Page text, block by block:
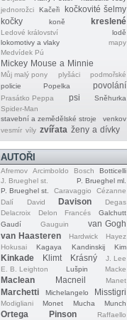
jednorožci
Kačeři
kočkovité šelmy
kočky
koně kreslené
Ledové království
lodě
lokomotivy a vlaky
mapy
Medvídek Pú
Mickey Mouse a Minnie
Můj malý pony plyšáci
podmořské
policie
Popelka povolání
Prasátko Peppa psi
Sněhurka
Spider‐Man
stavební a zemědělské stroje
venkov
vesmír víly zvířata ženy a dívky
AUTOŘI
Afremov Arcimboldo Bosch
Botticelli
J. Brueghel st.
P. Brueghel ml.
P. Brueghel st.
Caravaggio
Cézanne
Dalí
David Davison
Degas
Delacroix
Delon Francés
Galchutt
Gaudí
Gauguin
van Gogh
van Haasteren
Hardwick
Hayez
Hokusai
Kagaya Kandinskij Kim
Kinkade Klimt Krásný
J. Lee
E. B. Leighton
Lušpin Macke
Maclean Macneil Manet
Marchetti Michelangelo Misstigri
Modigliani Monet Mucha Munch
Ortega Pinson
Raffaello